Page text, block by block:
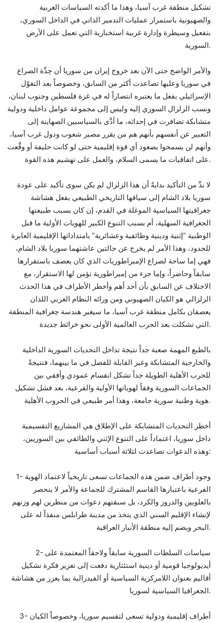
تشكيل منطقة غرب آسيا، وهذا ما أكدته السياسات الغربية
والصهيونية باستمرار عمليات التدمير الذاتي في الداخل السوري،
بتفعيل وسيطرة وإدارة غربية استخبارية التي تعمل على الأرض
السورية.
والأمر الواضح حتى الآن بعد خروج إيران من سوريا أن حِدَّة الصراع
في سوريا وعليها تصاعدت أكثر من السابق، وخصوصاً بعد التغوّل
الإسرائيلي بفعل ما يعتبره انتصاراً له في غزة فلسطين وجنوب لبنان،
ونسب الزلزال السوري إليه وليس إلى مجموعة عوامل داخلية ودولية
متشابكة تضافرت في إحداثه، ما أدَّى بالسياسيين الصهاينة إلى
التعبير عن أنفسهم بأنهم هم من يقرر مصير شعوب ودول غرب آسيا،
وأنهم لن يسمحوا بصعود أي قوة إقليمية حتى لو كانت حليفة أو وقَّعت
على اتفاقيات ما يسمى السلام، والعمل على تهشيم هذه القوة.
لا بدَّ من التأكيد بدايةً أن هذا الزلزال لم يكن سوى تأكيد على عودة
سوريا بلاد الشام إلى سياقها التاريخي الطبيعي بفعل هشاشة
جغرافيتها السياسية الموغلة في القدم، إن كان بسبب طبيعتها
الجغرافية السهلية، أم بسبب التنوع الكبير للهويات الأولية ما قبل
الوطنية “إثنية ودينية وطائفية وعشائرية” بامتداداتها الإقليمية العابرة
للحدود، وهذا الأمر لم يخرج عن حالتين عاشتهما سوريا بلاد الشام،
فهي إما ساحة لصراع الإمبراطوريات الذي كان يعصف باستقرارها
سابقاً وحاضراً، وإما جزء من إمبراطورية تؤمن لها الاستقرار، مع
الاختلاف عن السابق بأن أحد أهم وأخطر الأطراف في هذا الحدث
الزلزالي هو الكيان الصهيوني ومن ورائه النظام الغربي اللذان
يعصفان بكامل منطقة غرب آسيا، ما سيغير هندسة جغرافية المنطقة
التي تشكلت بعد الحرب العالمية الأولى نحو خرائط جديدة.
بالطبع المهمة صعبة جداً نتيجة تداخل التحديات السورية الداخلية
والخارجية المتشابكة وغير القابلة للفصل في ما بينهما، فنتيجةً
للحرب الأهلية الطويلة جداً تشكل انقسام عمودي وأفقي بين
الجماعات السورية وفقاً لهوياتها الأولية والفرعية، بعد فشل تشكيل
هوية وطنية سورية جامعة، وهذا أمر طبيعي في الحروب الأهلية.
أخطر التحديات المتشابكة على الإطلاق هي المشاريع التقسيمية
داخل سوريا، اعتماداً على التنوع الإثني والطائفي بين السوريين،
وهذه الدعوات تصاعدت لثلاثة أسباب أساسية:
1- وجود أطراف ضمن هذه الجماعات تسعى تاريخياً لاعتماد الهوية
الفرعية باعتبارها القاسم المشترك للجماعة والأمر لا ينحصر
بالعلويين والدروز والكرد، بل سبقتهم دعوات من منظرين لهم وزنهم
لإنشاء الإقليم السني الذي يتخذ من مدينة طرابلس منفذاً له على
البحر ويضم إليه منطقة الأنبار العراقية.
2- سياسات السلطات السورية سابقاً ولاحقاً المعتمدة على
أيديولوجيا قومية أو دينية استئثارية دفعت إلى تعزيز فكرة تشكيل
أقاليم بعنوان اللامركزية السياسية أو الفيدرالية بما يعزز من هشاشة
الجغرافيا السياسية لسوريا.
3- أطراف إقليمية ودولية تسعى لتقسيم سوريا، وخصوصاً الكيان